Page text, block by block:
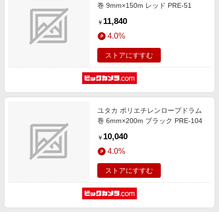
巻 9mm×150m レッド PRE-51
￥ 11,840
4.0%
ストアにすすむ
ユタカ ポリエチレンロープドラム
巻 6mm×200m ブラック PRE-104
￥ 10,040
4.0%
ストアにすすむ